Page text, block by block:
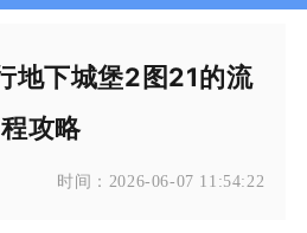
地下城堡2图21的流
程攻略
时间： 2026-06-07 11:54:22